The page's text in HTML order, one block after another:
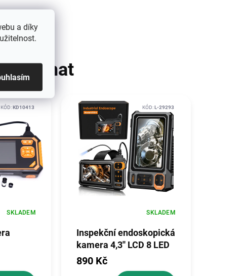
a díky
zajímat
SKLADEM
KÓD:KD10413
Inspekční endoskopická
kamera 4,3'' LCD 8 LED
diod IP67
SKLADEM
890 Kč
KÓD:L-29293